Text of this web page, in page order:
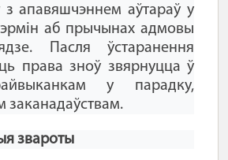
з апавяшчэннем аўтараў у
аб прычынах адмовы
Пасля ўстаранення
права зноў звярнуцца ў
у парадку,
заканадаўствам.
звароты